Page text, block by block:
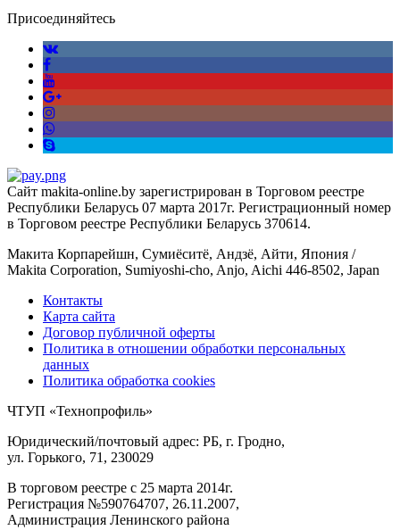
Присоединяйтесь
Сайт makita-online.by зарегистрирован в Торговом реестре
Республики Беларусь 07 марта 2017г. Регистрационный номер
в Торговом реестре Республики Беларусь 370614.
Макита Корпарейшн, Сумиёситё, Андзё, Айти, Япония /
Makita Corporation, Sumiyoshi-cho, Anjo, Aichi 446-8502, Japan
Контакты
Карта сайта
Договор публичной оферты
Политика в отношении обработки персональных
данных
Политика обработка cookies
ЧТУП «Технопрофиль»
Юридический/почтовый адрес: РБ, г. Гродно,
ул. Горького, 71, 230029
В торговом реестре с 25 марта 2014г.
Регистрация №590764707, 26.11.2007,
Администрация Ленинского района